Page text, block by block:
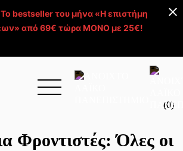
bestseller του μήνα «Η επιστήμη
από 69€ τώρα ΜΟΝΟ με 25€!
(0)
Φροντιστές: Όλες οι